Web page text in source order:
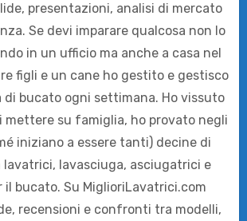
presentazioni, analisi di mercato
Se devi imparare qualcosa non lo
in un ufficio ma anche a casa nel
figli e un cane ho gestito e gestisco
di bucato ogni settimana. Ho vissuto
mettere su famiglia, ho provato negli
iniziano a essere tanti) decine di
lavatrici, lavasciuga, asciugatrici e
il bucato. Su MiglioriLavatrici.com
recensioni e confronti tra modelli,